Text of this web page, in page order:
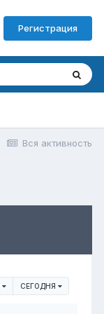
Регистрация
Вся активность
СЕГОДНЯ